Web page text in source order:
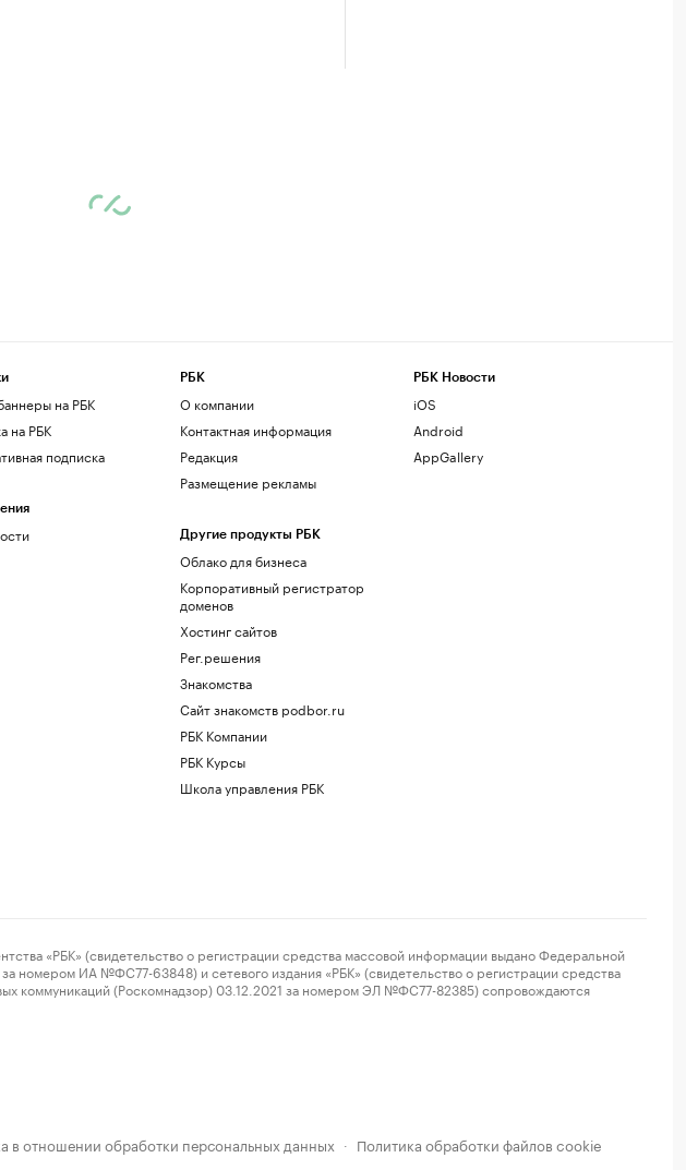
на РБК
на РБК
подписка
РБК
О компании
Контактная информация
Редакция
Размещение рекламы
Другие продукты РБК
Облако для бизнеса
Корпоративный регистратор
доменов
Хостинг сайтов
Рег.решения
Знакомства
Сайт знакомств podbor.ru
РБК Компании
РБК Курсы
Школа управления РБК
РБК Новости
iOS
Android
AppGallery
«РБК» (свидетельство о регистрации средства массовой информации выдано Федеральной
номером ИА №ФС77-63848) и сетевого издания «РБК» (свидетельство о регистрации средства
коммуникаций (Роскомнадзор) 03.12.2021 за номером ЭЛ №ФС77-82385) сопровождаются
в отношении обработки персональных данных · Политика обработки файлов cookie